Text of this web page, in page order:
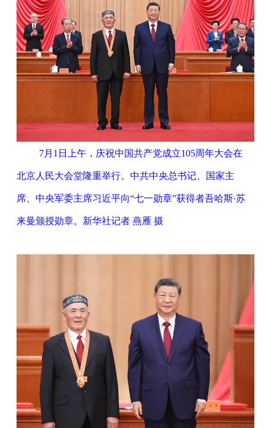
7月1日上午，庆祝中国共产党成立105周年大会在
北京人民大会堂隆重举行。中共中央总书记、国家主
席、中央军委主席习近平向“七一勋章”获得者吾哈斯·苏
来曼颁授勋章。新华社记者 燕雁 摄